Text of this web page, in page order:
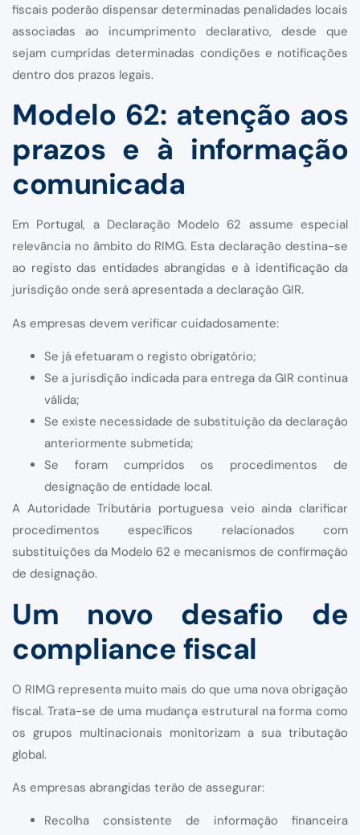
fiscais poderão dispensar determinadas penalidades locais
associadas ao incumprimento declarativo, desde que
sejam cumpridas determinadas condições e notificações
dentro dos prazos legais.
Modelo 62: atenção aos
prazos e à informação
comunicada
Em Portugal, a Declaração Modelo 62 assume especial
relevância no âmbito do RIMG. Esta declaração destina-se
ao registo das entidades abrangidas e à identificação da
jurisdição onde será apresentada a declaração GIR.
As empresas devem verificar cuidadosamente:
Se já efetuaram o registo obrigatório;
Se a jurisdição indicada para entrega da GIR continua
válida;
Se existe necessidade de substituição da declaração
anteriormente submetida;
Se foram cumpridos os procedimentos de
designação de entidade local.
A Autoridade Tributária portuguesa veio ainda clarificar
procedimentos específicos relacionados com
substituições da Modelo 62 e mecanismos de confirmação
de designação.
Um novo desafio de
compliance fiscal
O RIMG representa muito mais do que uma nova obrigação
fiscal. Trata-se de uma mudança estrutural na forma como
os grupos multinacionais monitorizam a sua tributação
global.
As empresas abrangidas terão de assegurar:
Recolha consistente de informação financeira